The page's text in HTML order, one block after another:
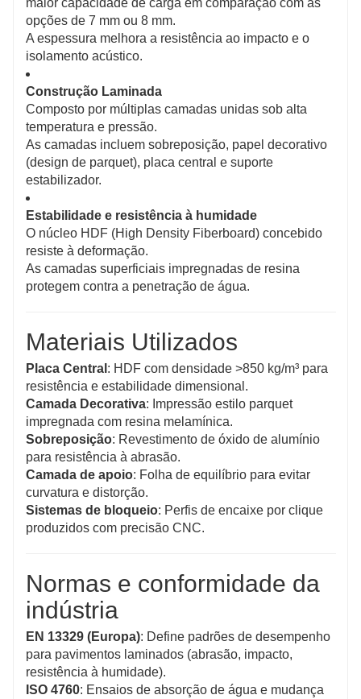
opções de 7 mm ou 8 mm.
A espessura melhora a resistência ao impacto e o
isolamento acústico.
Construção Laminada
Composto por múltiplas camadas unidas sob alta
temperatura e pressão.
As camadas incluem sobreposição, papel decorativo
(design de parquet), placa central e suporte
estabilizador.
Estabilidade e resistência à humidade
O núcleo HDF (High Density Fiberboard) concebido
resiste à deformação.
As camadas superficiais impregnadas de resina
protegem contra a penetração de água.
Materiais Utilizados
Placa Central : HDF com densidade >850 kg/m³ para
resistência e estabilidade dimensional.
Camada Decorativa: Impressão estilo parquet
impregnada com resina melamínica.
Sobreposição: Revestimento de óxido de alumínio
para resistência à abrasão.
Camada de apoio: Folha de equilíbrio para evitar
curvatura e distorção.
Sistemas de bloqueio: Perfis de encaixe por clique
produzidos com precisão CNC.
Normas e conformidade da
indústria
EN 13329 (Europa): Define padrões de desempenho
para pavimentos laminados (abrasão, impacto,
resistência à humidade).
ISO 4760: Ensaios de absorção de água e mudança